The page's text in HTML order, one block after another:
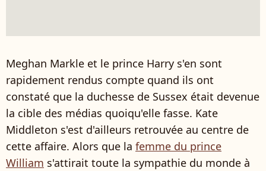
Meghan Markle et le prince Harry s'en sont
rapidement rendus compte quand ils ont
constaté que la duchesse de Sussex était devenue
la cible des médias quoiqu'elle fasse. Kate
Middleton s'est d'ailleurs retrouvée au centre de
cette affaire. Alors que la femme du prince
William s'attirait toute la sympathie du monde à